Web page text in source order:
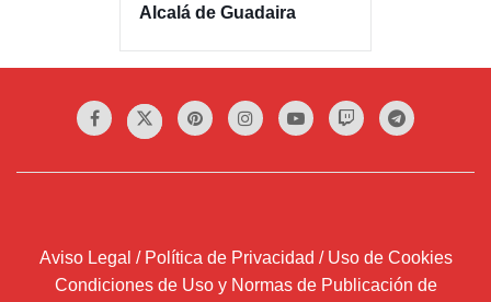
Alcalá de Guadaira
Aviso Legal / Política de Privacidad / Uso de Cookies
Condiciones de Uso y Normas de Publicación de